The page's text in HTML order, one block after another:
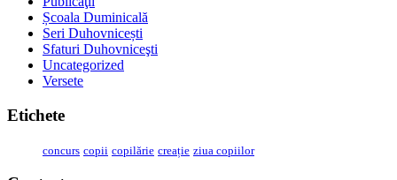
Școala Duminicală
Seri Duhovnicești
Sfaturi Duhovniceşti
Uncategorized
Versete
Etichete
concurs copii copilărie creație ziua copiilor